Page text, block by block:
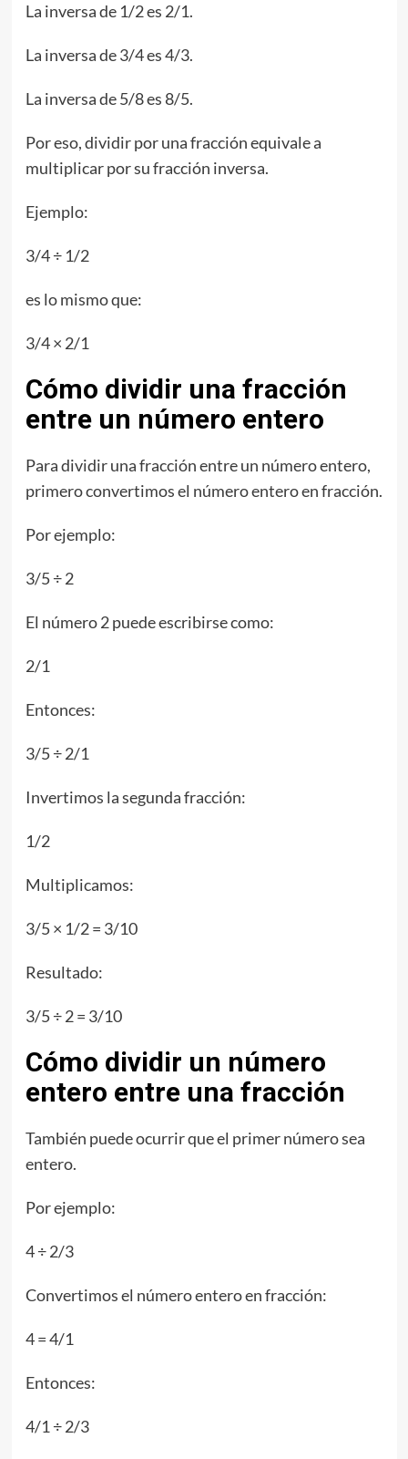
La inversa de 1/2 es 2/1.
La inversa de 3/4 es 4/3.
La inversa de 5/8 es 8/5.
Por eso, dividir por una fracción equivale a
multiplicar por su fracción inversa.
Ejemplo:
3/4 ÷ 1/2
es lo mismo que:
3/4 × 2/1
Cómo dividir una fracción
entre un número entero
Para dividir una fracción entre un número entero,
primero convertimos el número entero en fracción.
Por ejemplo:
3/5 ÷ 2
El número 2 puede escribirse como:
2/1
Entonces:
3/5 ÷ 2/1
Invertimos la segunda fracción:
1/2
Multiplicamos:
3/5 × 1/2 = 3/10
Resultado:
3/5 ÷ 2 = 3/10
Cómo dividir un número
entero entre una fracción
También puede ocurrir que el primer número sea
entero.
Por ejemplo:
4 ÷ 2/3
Convertimos el número entero en fracción:
4 = 4/1
Entonces:
4/1 ÷ 2/3